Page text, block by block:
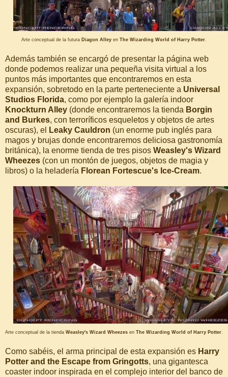
Arte conceptual de la futura Diagon Alley en The Wizarding World of Harry Potter
Además también se encargó de presentar la página web
donde podemos realizar una pequeña visita virtual a los
puntos más importantes que encontraremos en esta
expansión, sobretodo en la parte perteneciente a Universal
Studios Florida, como por ejemplo la galería indoor
Knockturn Alley (donde encontraremos la tienda Borgin
and Burkes, con terroríficos esqueletos y objetos de artes
oscuras), el
Leaky Cauldron (un enorme pub inglés para
magos y brujas donde encontraremos deliciosa gastronomía
británica), la enorme tienda de tres pisos Weasley's Wizard
Wheezes (con un montón de juegos, objetos de magia y
libros) o la heladería Florean Fortescue's Ice-Cream.
Arte conceptual de la tienda Weasley's Wizard Wheezes en The Wizarding World of Harry Potter.
Como sabéis, el arma principal de esta expansión es Harry
Potter and the Escape from Gringotts, una gigantesca
coaster indoor inspirada en el complejo interior del banco de